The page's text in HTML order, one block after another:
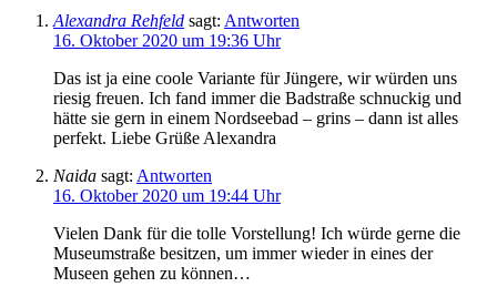
Alexandra Rehfeld sagt: Antworten
16. Oktober 2020 um 19:36 Uhr
Das ist ja eine coole Variante für Jüngere, wir würden uns
riesig freuen. Ich fand immer die Badstraße schnuckig und
hätte sie gern in einem Nordseebad – grins – dann ist alles
perfekt. Liebe Grüße Alexandra
Naida sagt: Antworten
16. Oktober 2020 um 19:44 Uhr
Vielen Dank für die tolle Vorstellung! Ich würde gerne die
Museumstraße besitzen, um immer wieder in eines der
Museen gehen zu können…